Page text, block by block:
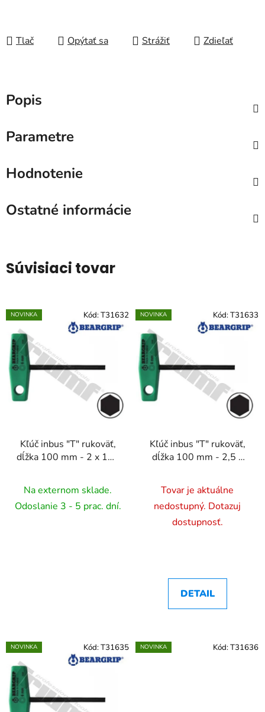
Tlač Opýtať sa Strážiť Zdieľať
Popis
Parametre
Hodnotenie
Ostatné informácie
Súvisiaci tovar
NOVINKA
Kľúč inbus "T" rukoväť,
dĺžka 100 mm - 2 x 100
Na externom sklade.
Odoslanie 3 - 5 prac. dní.
Kód:T31632 NOVINKA
Kľúč inbus "T" rukoväť,
dĺžka 100 mm - 2,5 x
Tovar je aktuálne
nedostupný. Dotazuj
dostupnosť.
DETAIL
Kód:T31633
NOVINKA Kód:T31635 NOVINKA Kód:T31636